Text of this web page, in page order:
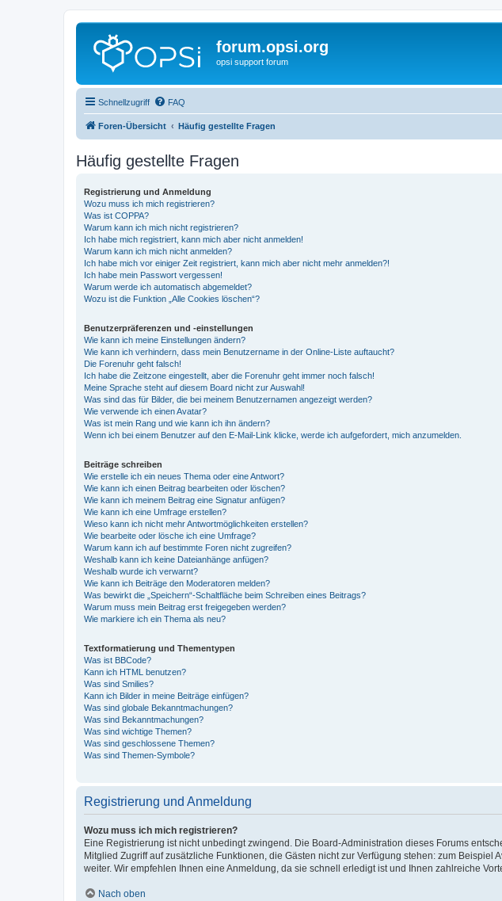
forum.opsi.org
opsi support forum
Schnellzugriff FAQ
Foren-Übersicht Häufig gestellte Fragen
Häufig gestellte Fragen
Registrierung und Anmeldung
Wozu muss ich mich registrieren?
Was ist COPPA?
Warum kann ich mich nicht registrieren?
Ich habe mich registriert, kann mich aber nicht anmelden!
Warum kann ich mich nicht anmelden?
Ich habe mich vor einiger Zeit registriert, kann mich aber nicht mehr anmelden?!
Ich habe mein Passwort vergessen!
Warum werde ich automatisch abgemeldet?
Wozu ist die Funktion „Alle Cookies löschen“?
Benutzerpräferenzen und -einstellungen
Wie kann ich meine Einstellungen ändern?
Wie kann ich verhindern, dass mein Benutzername in der Online-Liste auftaucht?
Die Forenuhr geht falsch!
Ich habe die Zeitzone eingestellt, aber die Forenuhr geht immer noch falsch!
Meine Sprache steht auf diesem Board nicht zur Auswahl!
Was sind das für Bilder, die bei meinem Benutzernamen angezeigt werden?
Wie verwende ich einen Avatar?
Was ist mein Rang und wie kann ich ihn ändern?
Wenn ich bei einem Benutzer auf den E-Mail-Link klicke, werde ich aufgefordert, mich anzumelden.
Beiträge schreiben
Wie erstelle ich ein neues Thema oder eine Antwort?
Wie kann ich einen Beitrag bearbeiten oder löschen?
Wie kann ich meinem Beitrag eine Signatur anfügen?
Wie kann ich eine Umfrage erstellen?
Wieso kann ich nicht mehr Antwortmöglichkeiten erstellen?
Wie bearbeite oder lösche ich eine Umfrage?
Warum kann ich auf bestimmte Foren nicht zugreifen?
Weshalb kann ich keine Dateianhänge anfügen?
Weshalb wurde ich verwarnt?
Wie kann ich Beiträge den Moderatoren melden?
Was bewirkt die „Speichern“-Schaltfläche beim Schreiben eines Beitrags?
Warum muss mein Beitrag erst freigegeben werden?
Wie markiere ich ein Thema als neu?
Textformatierung und Thementypen
Was ist BBCode?
Kann ich HTML benutzen?
Was sind Smilies?
Kann ich Bilder in meine Beiträge einfügen?
Was sind globale Bekanntmachungen?
Was sind Bekanntmachungen?
Was sind wichtige Themen?
Was sind geschlossene Themen?
Was sind Themen-Symbole?
Registrierung und Anmeldung
Wozu muss ich mich registrieren?
Eine Registrierung ist nicht unbedingt zwingend. Die Board-Administration dieses Forums
Mitglied Zugriff auf zusätzliche Funktionen, die Gästen nicht zur Verfügung stehen: zum
weiter. Wir empfehlen Ihnen eine Anmeldung, da sie schnell erledigt ist und Ihnen zahlreiche
Nach oben